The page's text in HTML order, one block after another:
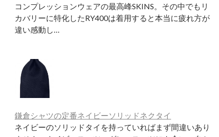
コンプレッションウェアの最高峰SKINS。その中でもリ
カバリーに特化したRY400は着用すると本当に疲れ方が
違い感動し…
鎌倉シャツの定番ネイビーソリッドネクタイ
ネイビーのソリッドタイを持っていればまず間違いあり